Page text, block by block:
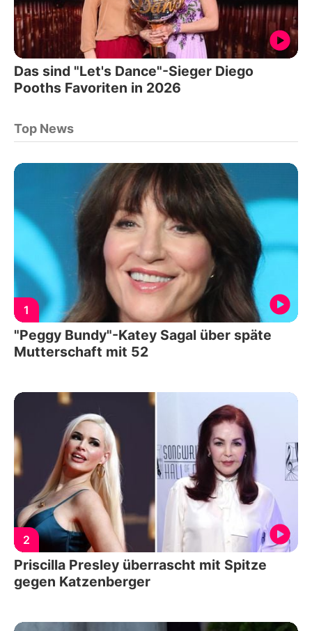
Das sind "Let's Dance"-Sieger Diego
Pooths Favoriten in 2026
Top News
1
"Peggy Bundy"-Katey Sagal über späte
Mutterschaft mit 52
2
Priscilla Presley überrascht mit Spitze
gegen Katzenberger